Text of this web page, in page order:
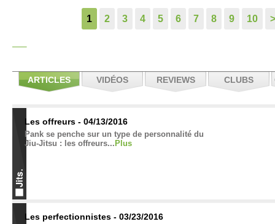
1 2 3 4 5 6 7 8 9 10 >
ARTICLES VIDÉOS REVIEWS CLUBS
Les offreurs - 04/13/2016
Pank se penche sur un type de personnalité du
Jiu-Jitsu : les offreurs... Plus
Les perfectionnistes - 03/23/2016